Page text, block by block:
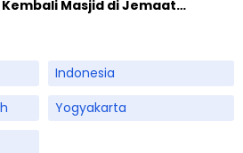
Masjid di Jemaat
Indonesia
Yogyakarta